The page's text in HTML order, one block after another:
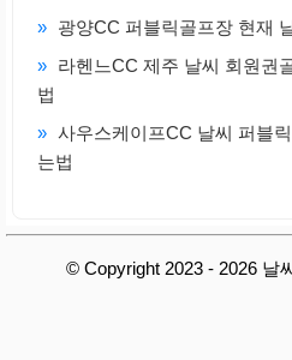
» 광양CC 퍼블릭골프장 현재
» 라헨느CC 제주 날씨 회원권
법
» 사우스케이프CC 날씨 퍼블
는법
© Copyright 2023 - 2026 날